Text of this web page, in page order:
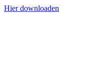
Hier downloaden